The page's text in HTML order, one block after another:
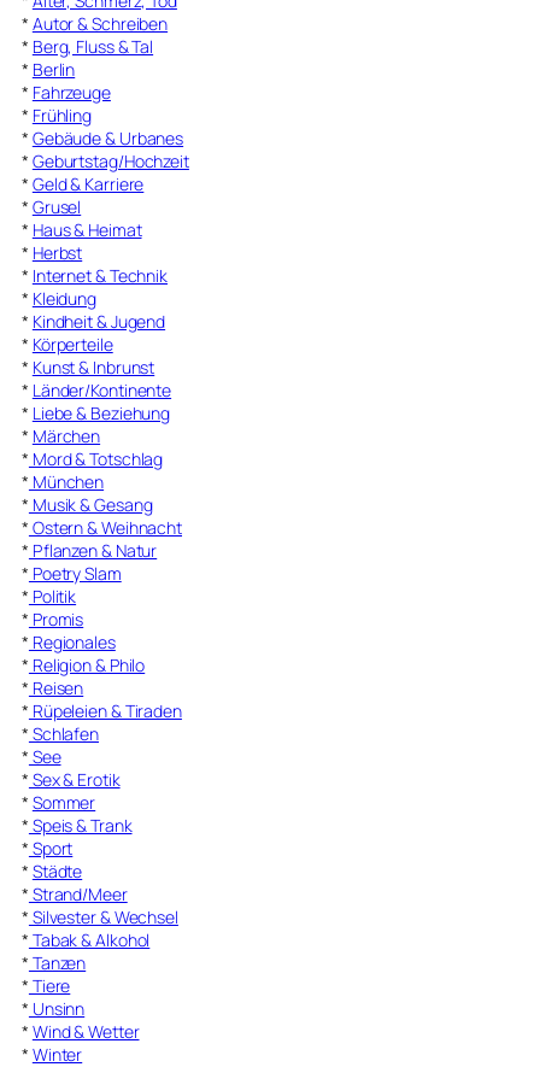
* Autor & Schreiben
* Berg, Fluss & Tal
* Berlin
* Fahrzeuge
* Frühling
* Gebäude & Urbanes
* Geburtstag/Hochzeit
* Geld & Karriere
* Grusel
* Haus & Heimat
* Herbst
* Internet & Technik
* Kleidung
* Kindheit & Jugend
* Körperteile
* Kunst & Inbrunst
* Länder/Kontinente
* Liebe & Beziehung
* Märchen
* Mord & Totschlag
* München
* Musik & Gesang
* Ostern & Weihnacht
* Pflanzen & Natur
* Poetry Slam
* Politik
* Promis
* Regionales
* Religion & Philo
* Reisen
* Rüpeleien & Tiraden
* Schlafen
* See
* Sex & Erotik
* Sommer
* Speis & Trank
* Sport
* Städte
* Strand/Meer
* Silvester & Wechsel
* Tabak & Alkohol
* Tanzen
* Tiere
* Unsinn
* Wind & Wetter
* Winter